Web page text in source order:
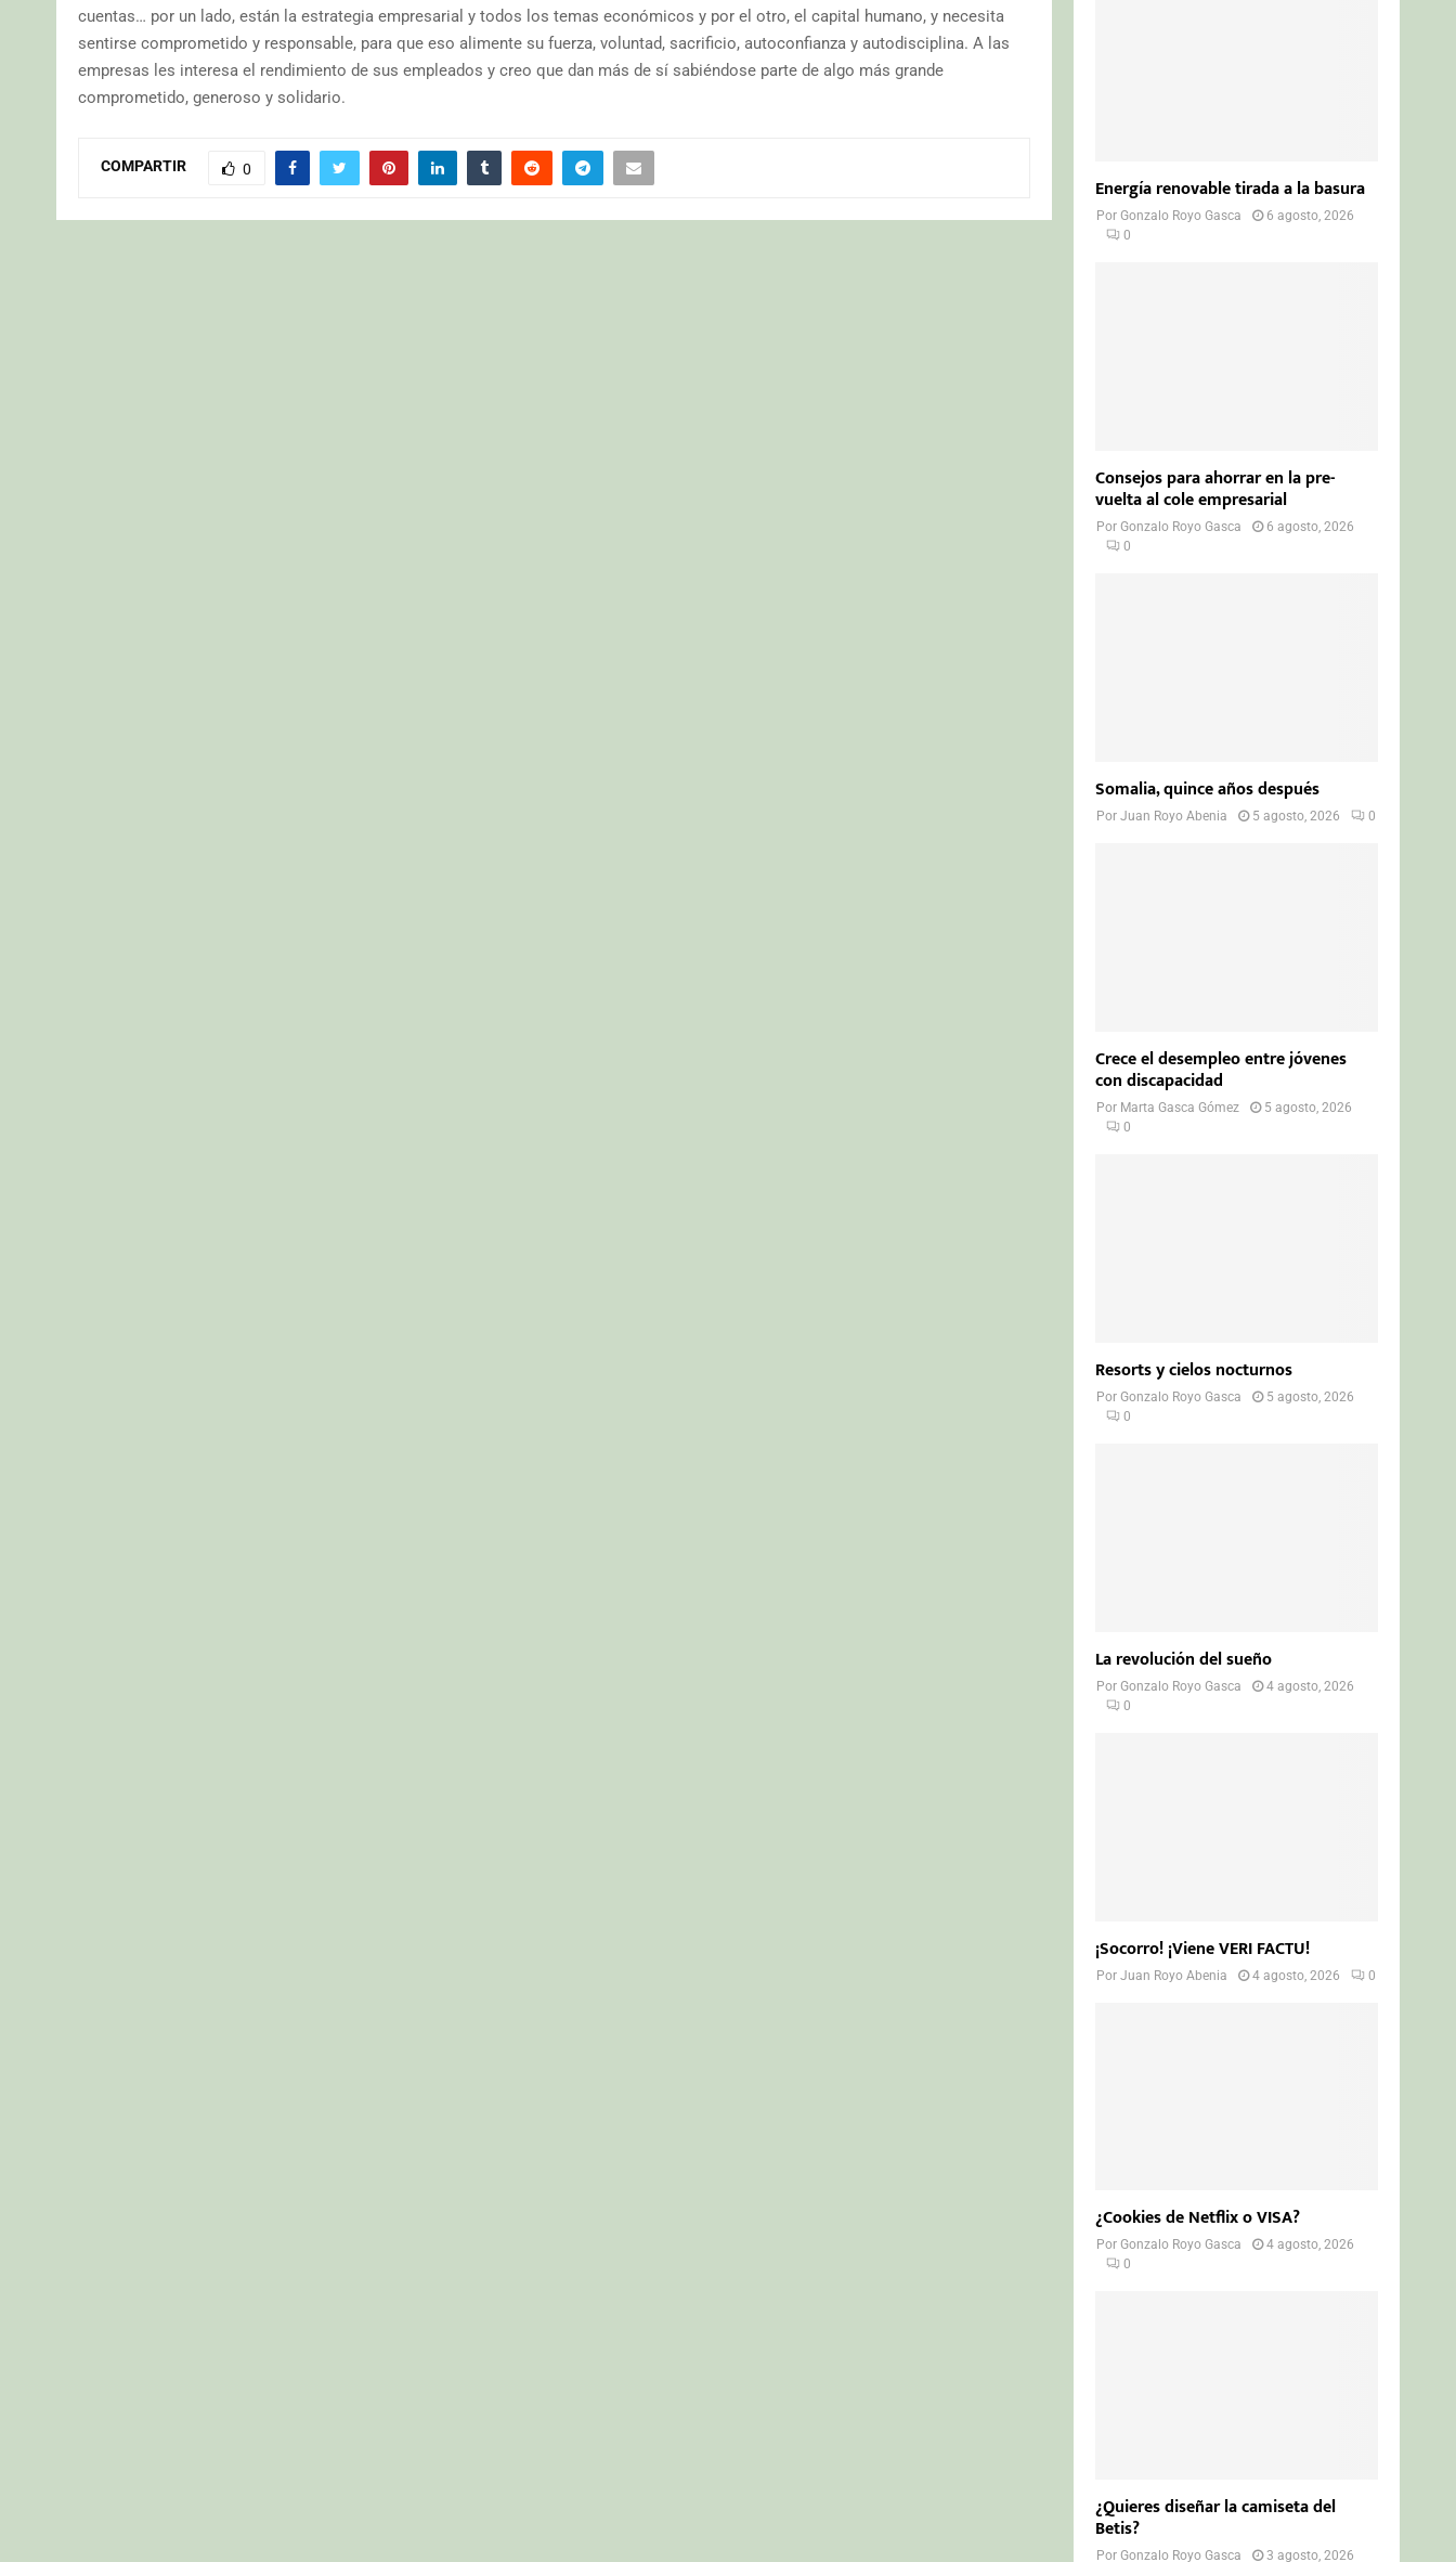
cuentas… por un lado, están la estrategia empresarial y todos los temas económicos y por el otro, el capital humano, y necesita
sentirse comprometido y responsable, para que eso alimente su fuerza, voluntad, sacrificio, autoconfianza y autodisciplina. A las
empresas les interesa el rendimiento de sus empleados y creo que dan más de sí sabiéndose parte de algo más grande
comprometido, generoso y solidario.
COMPARTIR 0
Energía renovable tirada a la basura
PorGonzalo Royo Gasca
6 agosto, 2026
0
Consejos para ahorrar en la pre-
vuelta al cole empresarial
PorGonzalo Royo Gasca
6 agosto, 2026
0
Somalia, quince años después
PorJuan Royo Abenia 5 agosto, 2026 0
Crece el desempleo entre jóvenes
con discapacidad
Por Marta Gasca Gómez
5 agosto, 2026
0
Resorts y cielos nocturnos
PorGonzalo Royo Gasca
5 agosto, 2026
0
La revolución del sueño
PorGonzalo Royo Gasca
4 agosto, 2026
0
¡Socorro! ¡Viene VERI FACTU!
PorJuan Royo Abenia 4 agosto, 2026 0
¿Cookies de Netflix o VISA?
PorGonzalo Royo Gasca
4 agosto, 2026
0
¿Quieres diseñar la camiseta del
Betis?
PorGonzalo Royo Gasca 3 agosto, 2026